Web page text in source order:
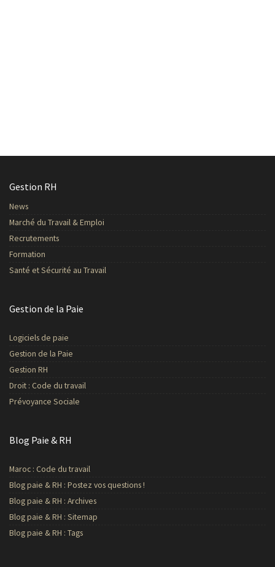
Gestion RH
News
Marché du Travail & Emploi
Recrutements
Formation
Santé et Sécurité au Travail
Gestion de la Paie
Logiciels de paie
Gestion de la Paie
Gestion RH
Droit : Code du travail
Prévoyance Sociale
Blog Paie & RH
Maroc : Code du travail
Blog paie & RH : Postez vos questions !
Blog paie & RH : Archives
Blog paie & RH : Sitemap
Blog paie & RH : Tags